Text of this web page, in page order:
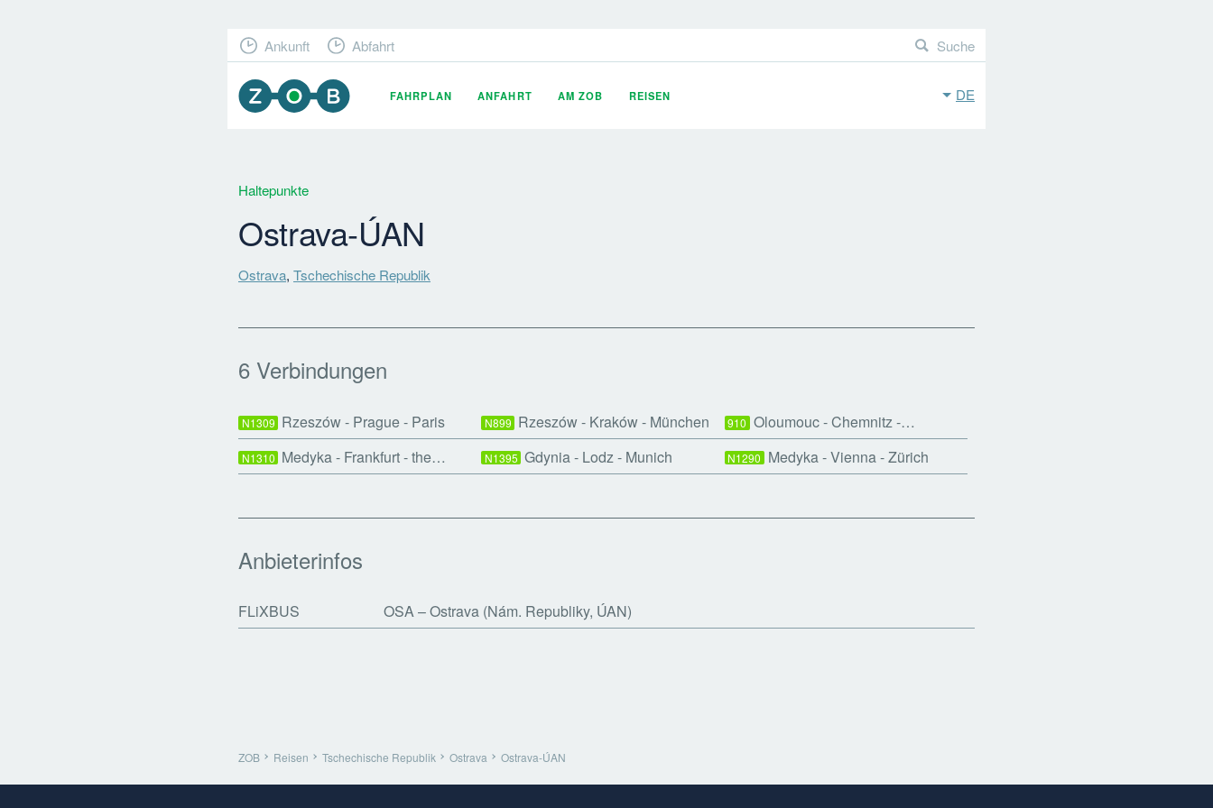
DE
FAHRPLAN ANFAHRT AM ZOB REISEN
Ankunft Abfahrt Suche
Haltepunkte
Ostrava-ÚAN
Ostrava, Tschechische Republik
6 Verbindungen
N1309 Rzeszów - Prague - Paris N899 Rzeszów - Kraków - München 910 Oloumouc - Chemnitz -…
N1310 Medyka - Frankfurt - the… N1395 Gdynia - Lodz - Munich N1290 Medyka - Vienna - Zürich
Anbieterinfos
FLiXBUS OSA Ostrava (Nám. Republiky, ÚAN)
ZOB Reisen Tschechische Republik Ostrava Ostrava-ÚAN